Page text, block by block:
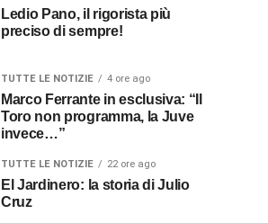
Ledio Pano, il rigorista più
preciso di sempre!
TUTTE LE NOTIZIE 4 ore ago
Marco Ferrante in esclusiva: “Il
Toro non programma, la Juve
invece…”
TUTTE LE NOTIZIE 22 ore ago
El Jardinero: la storia di Julio
Cruz